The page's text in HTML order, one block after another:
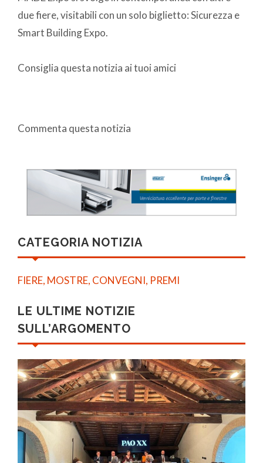
due fiere, visitabili con un solo biglietto: Sicurezza e
Smart Building Expo.
Consiglia questa notizia ai tuoi amici
Commenta questa notizia
CATEGORIA NOTIZIA
FIERE, MOSTRE, CONVEGNI, PREMI
LE ULTIME NOTIZIE
SULL’ARGOMENTO